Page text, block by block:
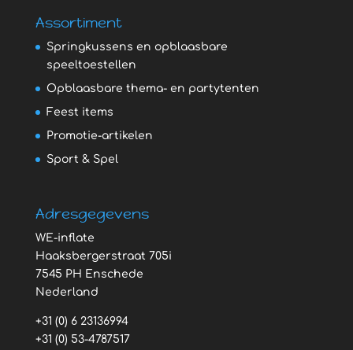
Assortiment
Springkussens en opblaasbare
speeltoestellen
Opblaasbare thema- en partytenten
Feest items
Promotie-artikelen
Sport & Spel
Adresgegevens
WE-inflate
Haaksbergerstraat 705i
7545 PH Enschede
Nederland
+31 (0) 6 23136994
+31 (0) 53-4787517